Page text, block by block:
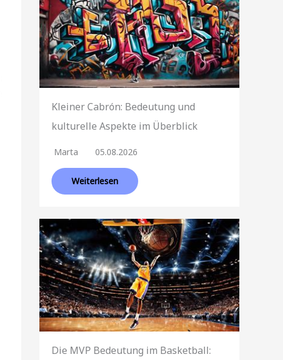
Kleiner Cabrón: Bedeutung und
kulturelle Aspekte im Überblick
Marta 05.08.2026
Weiterlesen
Die MVP Bedeutung im Basketball: